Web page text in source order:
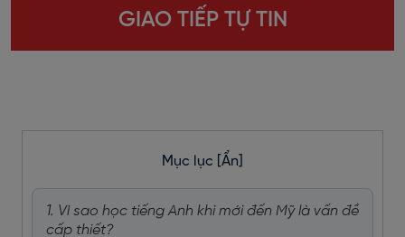
GIAO TIẾP TỰ TIN
Mục lục [Ẩn]
1. Vì sao học tiếng Anh khi mới đến Mỹ là vấn đề
cấp thiết?